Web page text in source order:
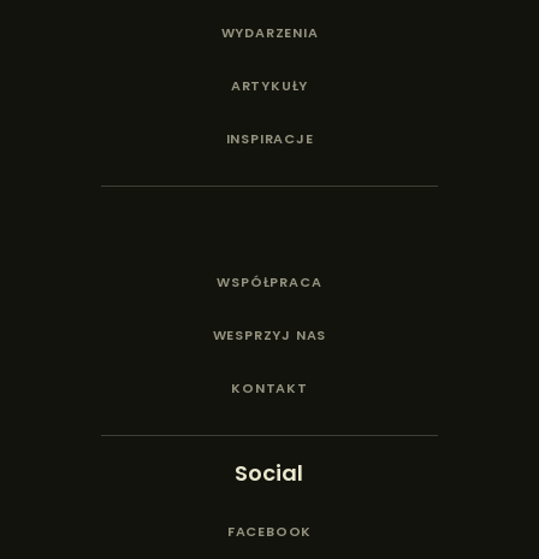
WYDARZENIA
ARTYKUŁY
INSPIRACJE
WSPÓŁPRACA
WESPRZYJ NAS
KONTAKT
Social
FACEBOOK